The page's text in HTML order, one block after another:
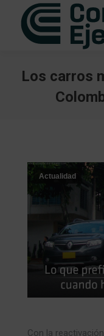
Los carros
Actualidad
Con la